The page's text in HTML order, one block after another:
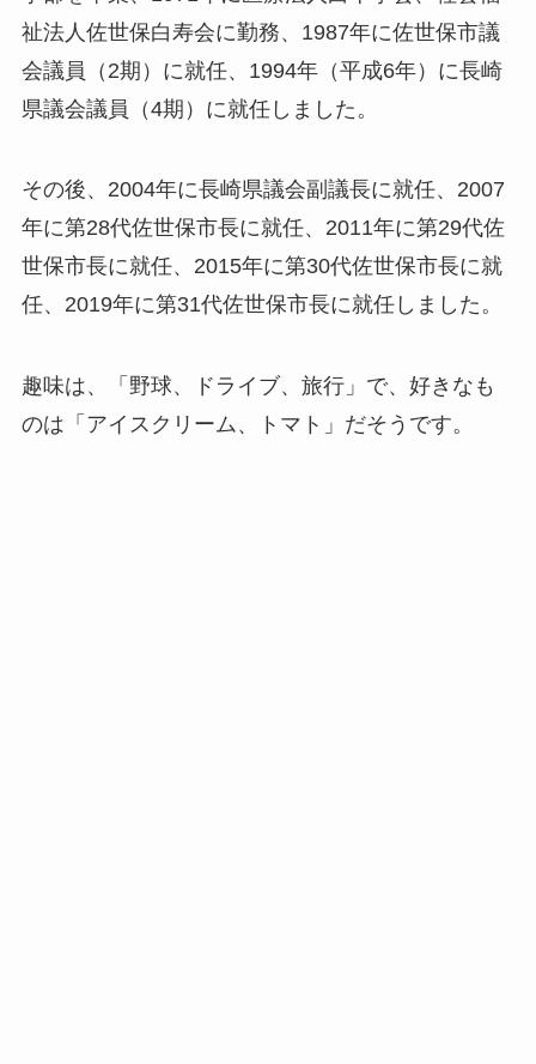
祉法人佐世保白寿会に勤務、1987年に佐世保市議
会議員（2期）に就任、1994年（平成6年）に長崎
県議会議員（4期）に就任しました。
その後、2004年に長崎県議会副議長に就任、2007
年に第28代佐世保市長に就任、2011年に第29代佐
世保市長に就任、2015年に第30代佐世保市長に就
任、2019年に第31代佐世保市長に就任しました。
趣味は、「野球、ドライブ、旅行」で、好きなも
のは「アイスクリーム、トマト」だそうです。